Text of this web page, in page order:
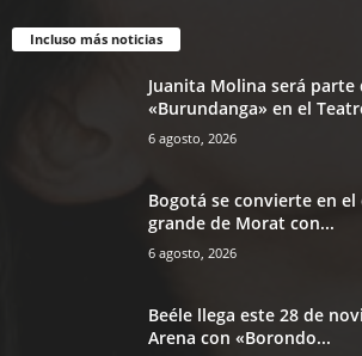
Incluso más noticias
Juanita Molina será parte
«Burundanga» en el
6 agosto, 2026
Bogotá se convierte en el
grande de Morat con...
6 agosto, 2026
Beéle llega este 28 de
Arena con «Borondo...